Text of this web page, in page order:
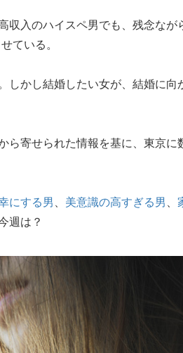
収入のハイスペ男でも、残念なが
ている。
しかし結婚したい女が、結婚に向
ら寄せられた情報を基に、東京に
にする男、 美意識の高すぎる男、
週は？